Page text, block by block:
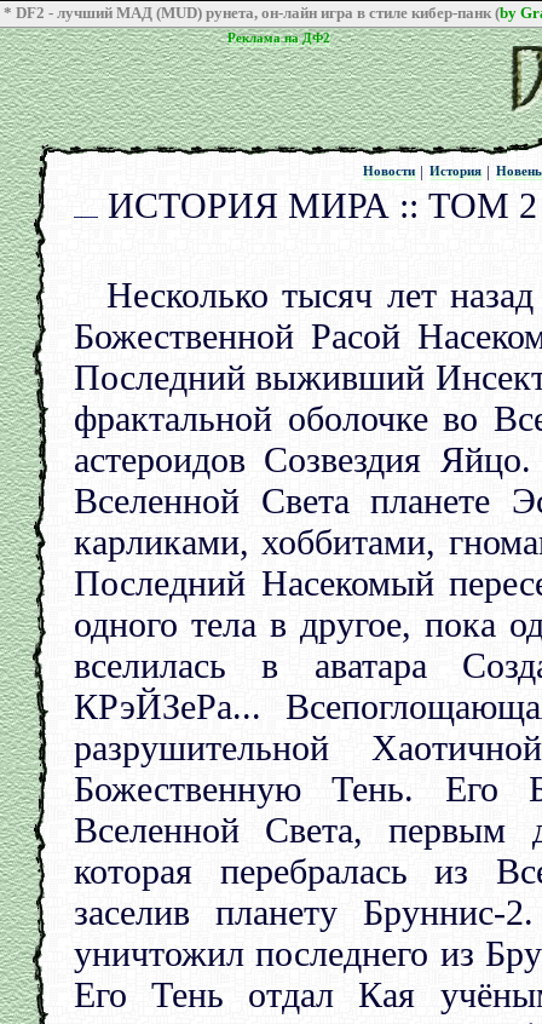
* DF2 - лучший МАД (MUD) рунета, он-лайн игра в стиле кибер-панк (by
Реклама на ДФ2
Реклама на ДФ2
Новости
Новости| История
История |
ИСТОРИЯ МИРА :: ТОМ
Несколько тысяч лет
Божественной Расой
Последний выживший
фрактальной оболочке во
астероидов Созвездия
Вселенной Света планете
карликами, хоббитами,
Последний Насекомый
одного тела в другое, пока
вселилась в аватара
КРэЙЗеРа...
разрушительной
Божественную Тень. Его
Вселенной Света, первым
которая перебралась из
заселив планету
уничтожил последнего из
Его Тень отдал Кая